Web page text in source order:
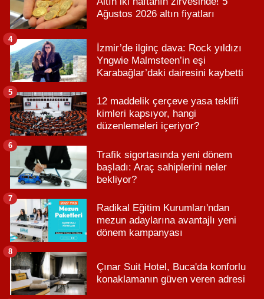
Ağustos 2026 altın fiyatları
İzmir’de ilginç dava: Rock yıldızı
Yngwie Malmsteen’in eşi
Karabağlar’daki dairesini kaybetti
4
12 maddelik çerçeve yasa teklifi
kimleri kapsıyor, hangi
düzenlemeleri içeriyor?
5
Trafik sigortasında yeni dönem
başladı: Araç sahiplerini neler
bekliyor?
6
Radikal Eğitim Kurumları'ndan
mezun adaylarına avantajlı yeni
dönem kampanyası
7
Çınar Suit Hotel, Buca'da konforlu
konaklamanın güven veren adresi
8